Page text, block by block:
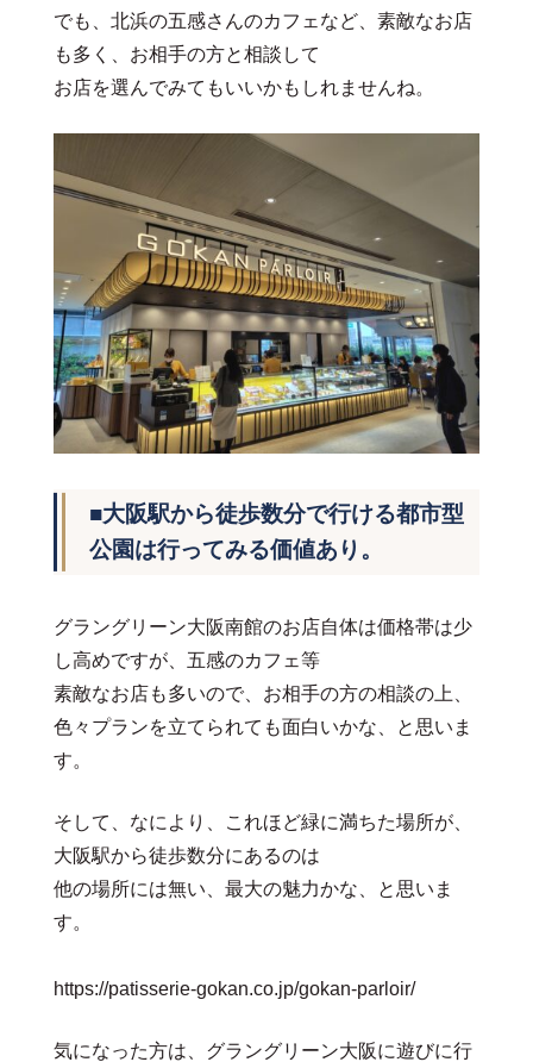
でも、北浜の五感さんのカフェなど、素敵なお店
も多く、お相手の方と相談して
お店を選んでみてもいいかもしれませんね。
■大阪駅から徒歩数分で行ける都市型
公園は行ってみる価値あり。
グラングリーン大阪南館のお店自体は価格帯は少
し高めですが、五感のカフェ等
素敵なお店も多いので、お相手の方の相談の上、
色々プランを立てられても面白いかな、と思いま
す。
そして、なにより、これほど緑に満ちた場所が、
大阪駅から徒歩数分にあるのは
他の場所には無い、最大の魅力かな、と思いま
す。
https://patisserie-gokan.co.jp/gokan-parloir/
気になった方は、グラングリーン大阪に遊びに行